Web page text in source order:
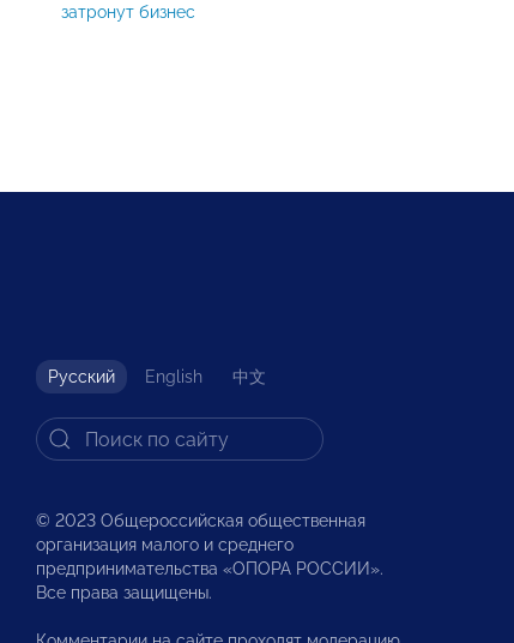
затронут бизнес
Русский English 中文
© 2023 Общероссийская общественная
организация малого и среднего
предпринимательства «ОПОРА РОССИИ».
Все права защищены.